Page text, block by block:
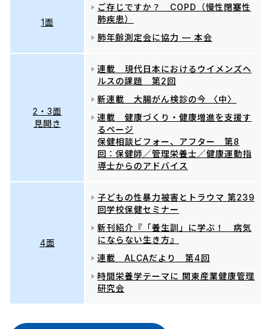
1面
ご存じですか？ COPD（慢性閉塞性
肺疾患）
肺年齢測定会に協力 — 本会
2・3面
見開き
連載 現代日本におけるウイメンズヘ
ルスの課題 第2回
新連載 大腸がん検診の今 〈中〉
連載 健康づくり・健康増進を支援す
るページ
保健相談ビフォー、アフター 第8
回：保健師／管理栄養士／健康運動指
導士からのアドバイス
4面
子どもの性暴力被害とトラウマ 第239
回学校保健セミナー
新刊紹介『「養生訓」に学ぶ！ 病気
にならない生き方』
連載 ALCAだより 第4回
時間栄養学テーマに 関東産業健康管理
研究会